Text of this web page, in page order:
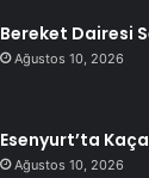
Bereket Dairesi
Ağustos 10, 2026
Esenyurt’ta
Ağustos 10, 2026